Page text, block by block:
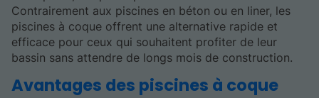
Contrairement aux piscines en béton ou en liner, les
piscines à coque offrent une alternative rapide et
efficace pour ceux qui souhaitent profiter de leur
bassin sans attendre de longs mois de construction.
Avantages des piscines à coque